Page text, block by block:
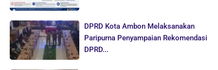
DPRD Kota Ambon Melaksanakan
Paripurna Penyampaian Rekomendasi
DPRD...